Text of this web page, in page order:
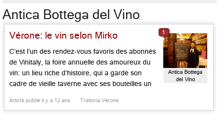
Antica Bottega del Vino
Vérone: le vin selon Mirko
C’est l’un des rendez-vous favoris des abonnés
de Vinitaly, la foire annuelle des amoureux du
vin: un lieu riche d’histoire, qui a gardé son
cadre de vieille taverne avec ses bouteilles un
bois, ses plats d’hier et d’aujourd’hui, sa carte
Article publié il y a 12 ans Trattoria Vérone
Antica Bottega
del Vino
1